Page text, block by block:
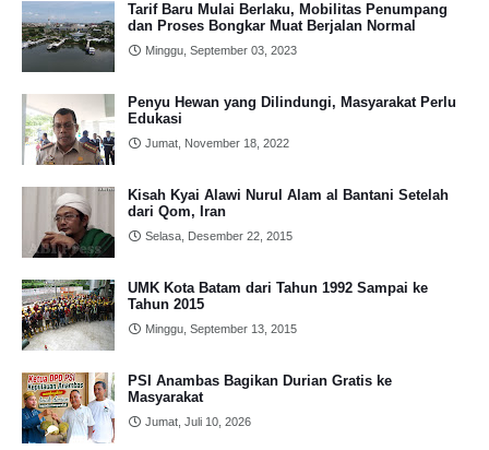
Tarif Baru Mulai Berlaku, Mobilitas Penumpang
dan Proses Bongkar Muat Berjalan Normal
Minggu, September 03, 2023
Penyu Hewan yang Dilindungi, Masyarakat Perlu
Edukasi
Jumat, November 18, 2022
Kisah Kyai Alawi Nurul Alam al Bantani Setelah
dari Qom, Iran
Selasa, Desember 22, 2015
UMK Kota Batam dari Tahun 1992 Sampai ke
Tahun 2015
Minggu, September 13, 2015
PSI Anambas Bagikan Durian Gratis ke
Masyarakat
Jumat, Juli 10, 2026